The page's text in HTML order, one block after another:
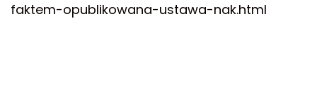
faktem-opublikowana-ustawa-nak.html